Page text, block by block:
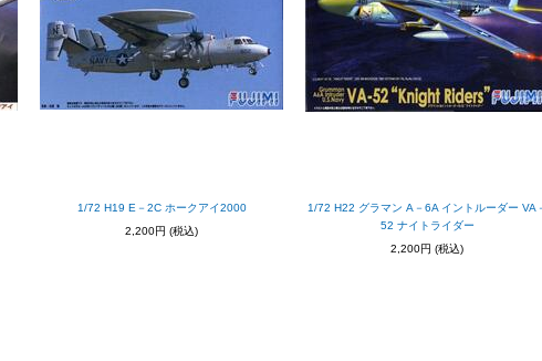
1/72 H19 E－2C ホークアイ2000
2,200円 (税込)
1/72 H22 グラマン A－6A イントルーダー VA
52 ナイトライダー
2,200円 (税込)